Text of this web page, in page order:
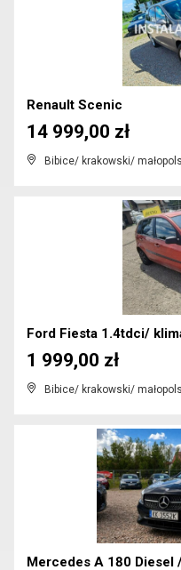
Renault Scenic
Bibice/ krakowski/
14 999,00 zł
Ford Fiesta 1.4tdci/
Bibice/ krakowski/
1 999,00 zł
Mercedes A 180 Diesel